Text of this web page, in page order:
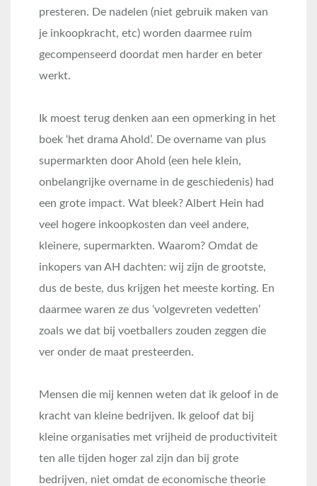
presteren. De nadelen (niet gebruik maken van
je inkoopkracht, etc) worden daarmee ruim
gecompenseerd doordat men harder en beter
werkt.
Ik moest terug denken aan een opmerking in het
boek ‘het drama Ahold’. De overname van plus
supermarkten door Ahold (een hele klein,
onbelangrijke overname in de geschiedenis) had
een grote impact. Wat bleek? Albert Hein had
veel hogere inkoopkosten dan veel andere,
kleinere, supermarkten. Waarom? Omdat de
inkopers van AH dachten: wij zijn de grootste,
dus de beste, dus krijgen het meeste korting. En
daarmee waren ze dus ‘volgevreten vedetten’
zoals we dat bij voetballers zouden zeggen die
ver onder de maat presteerden.
Mensen die mij kennen weten dat ik geloof in de
kracht van kleine bedrijven. Ik geloof dat bij
kleine organisaties met vrijheid de productiviteit
ten alle tijden hoger zal zijn dan bij grote
bedrijven, niet omdat de economische theorie